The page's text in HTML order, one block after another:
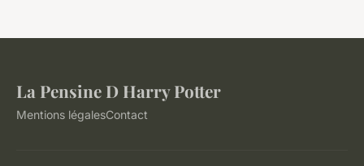
La Pensine D Harry Potter
Mentions légalesContact